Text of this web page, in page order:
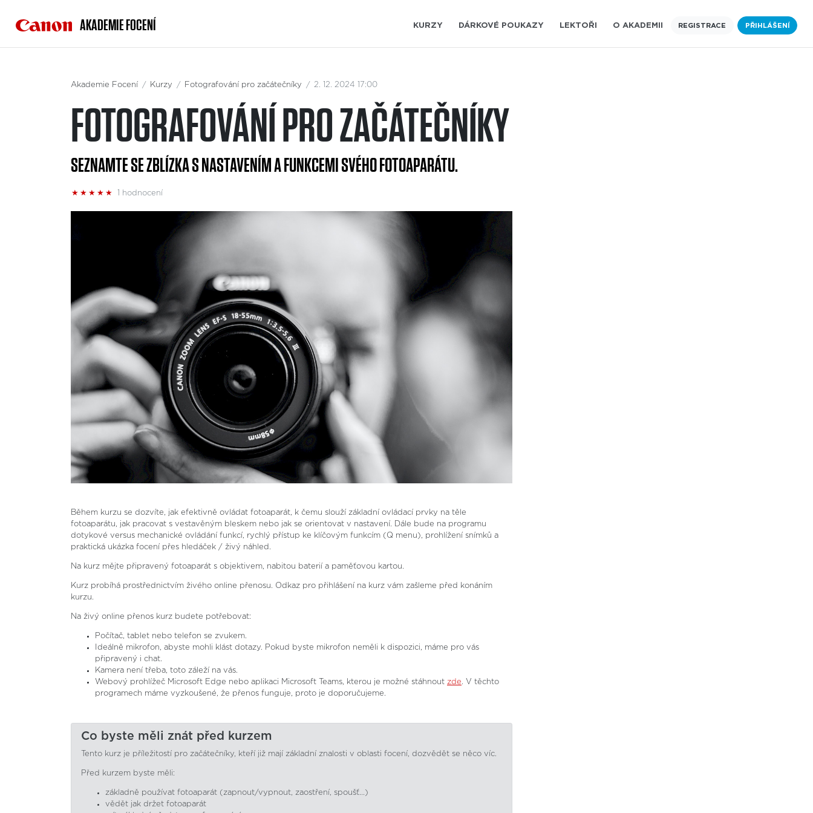
AKADEMIE FOCENÍ KURZY DÁRKOVÉ POUKAZY LEKTOŘI O AKADEMII REGISTRACE PŘIHLÁŠENÍ
Akademie Focení Kurzy Fotografování pro začátečníky 2. 12. 2024 17:00
FOTOGRAFOVÁNÍ PRO ZAČÁTEČNÍKY
SEZNAMTE SE ZBLÍZKA S NASTAVENÍM A FUNKCEMI SVÉHO FOTOAPARÁTU.
★ ★ ★ ★ ★ 1 hodnocení
Během kurzu se dozvíte, jak efektivně ovládat fotoaparát, k čemu slouží základní ovládací prvky na těle
fotoaparátu, jak pracovat s vestavěným bleskem nebo jak se orientovat v nastavení. Dále bude na programu
dotykové versus mechanické ovládání funkcí, rychlý přístup ke klíčovým funkcím (Q menu), prohlížení snímků a
praktická ukázka focení přes hledáček / živý náhled.
Na kurz mějte připravený fotoaparát s objektivem, nabitou baterií a paměťovou kartou.
Kurz probíhá prostřednictvím živého online přenosu. Odkaz pro přihlášení na kurz vám zašleme před konáním
kurzu.
Na živý online přenos kurz budete potřebovat:
Počítač, tablet nebo telefon se zvukem.
Ideálně mikrofon, abyste mohli klást dotazy. Pokud byste mikrofon neměli k dispozici, máme pro vás
připravený i chat.
Kamera není třeba, toto záleží na vás.
Webový prohlížeč Microsoft Edge nebo aplikaci Microsoft Teams, kterou je možné stáhnout zde. V těchto
programech máme vyzkoušené, že přenos funguje, proto je doporučujeme.
Co byste měli znát před kurzem
Tento kurz je příležitostí pro začátečníky, kteří již mají základní znalosti v oblasti focení, dozvědět se něco víc.
Před kurzem byste měli:
základně používat fotoaparát (zapnout/vypnout, zaostření, spoušť...)
vědět jak držet fotoaparát